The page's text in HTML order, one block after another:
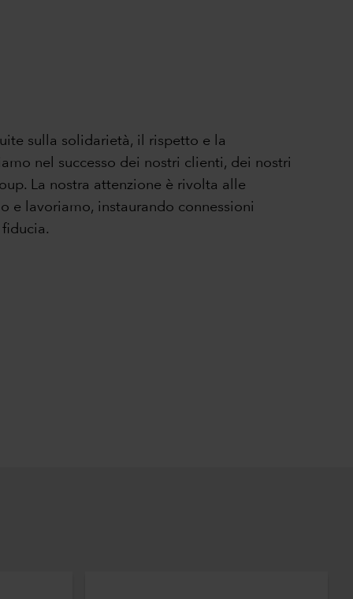
sulla solidarietà, il rispetto e la
nel successo dei nostri clienti, dei nostri
La nostra attenzione è rivolta alle
e lavoriamo, instaurando connessioni